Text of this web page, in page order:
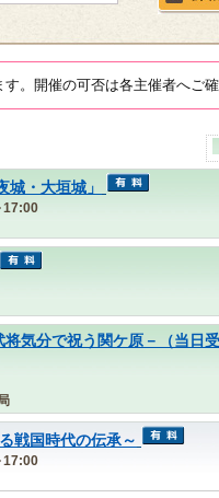
。開催の可否は各主催者へご確
・大垣城」
17:00
気分で祝う関ケ原－（当日受
戦国時代の伝承～
17:00